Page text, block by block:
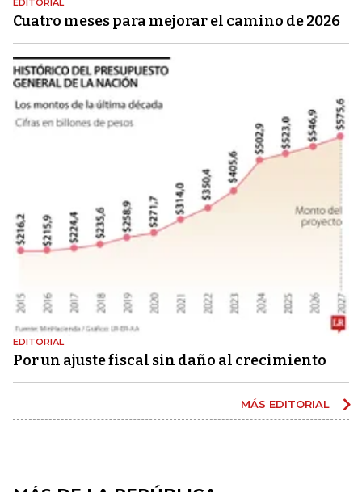
Cuatro meses para mejorar el camino de 2026
EDITORIAL
Por un ajuste fiscal sin daño al crecimiento
MÁS EDITORIAL